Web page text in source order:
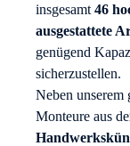
insgesamt 46
ausgestattete
genügend
sicherzustellen.
Neben unserem
Monteure aus